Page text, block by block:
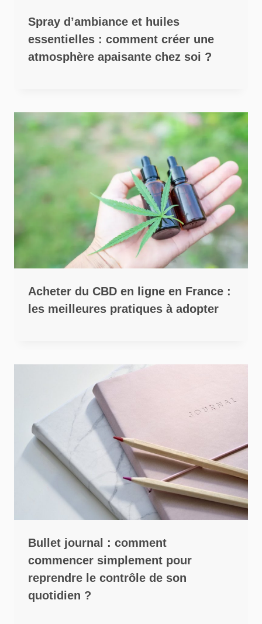
Spray d’ambiance et huiles
essentielles : comment créer une
atmosphère apaisante chez soi ?
Acheter du CBD en ligne en France :
les meilleures pratiques à adopter
Bullet journal : comment
commencer simplement pour
reprendre le contrôle de son
quotidien ?